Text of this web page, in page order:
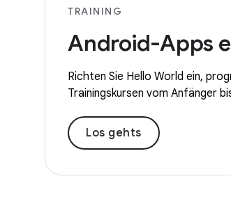
TRAINING
Android-Apps
Richten Sie Hello World ein,
Trainingskursen vom Anfänger
Los gehts